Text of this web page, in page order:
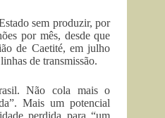
sem produzir, por
por mês, desde que
de Caetité, em julho
de transmissão.
Não cola mais o
Mais um potencial
perdi­da para “um